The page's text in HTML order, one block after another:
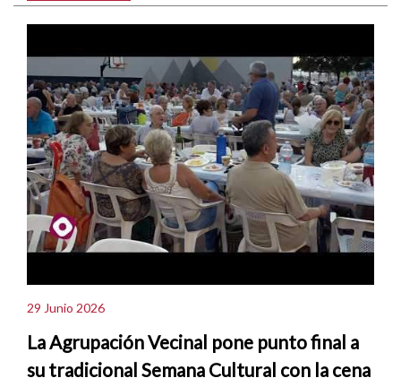
29 Junio 2026
La Agrupación Vecinal pone punto final a
su tradicional Semana Cultural con la cena